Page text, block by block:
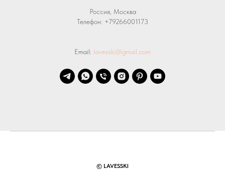
Россия, Москва
Телефон: +79266001173
Email: lavesski@gmail.com
© LAVESSKI